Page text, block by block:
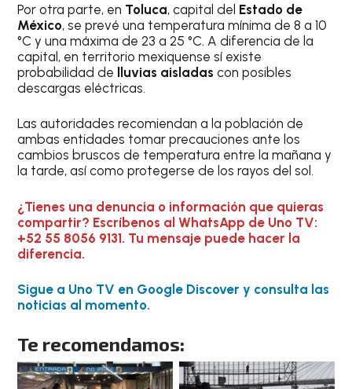
Por otra parte, en Toluca, capital del Estado de
México, se prevé una temperatura mínima de 8 a 10
°C y una máxima de 23 a 25 °C. A diferencia de la
capital, en territorio mexiquense sí existe
probabilidad de lluvias aisladas con posibles
descargas eléctricas.
Las autoridades recomiendan a la población de
ambas entidades tomar precauciones ante los
cambios bruscos de temperatura entre la mañana y
la tarde, así como protegerse de los rayos del sol.
¿Tienes una denuncia o información que quieras
compartir? Escríbenos al WhatsApp de Uno TV:
+52 55 8056 9131. Tu mensaje puede hacer la
diferencia.
Sigue a Uno TV en Google Discover y consulta las
noticias al momento.
Te recomendamos: